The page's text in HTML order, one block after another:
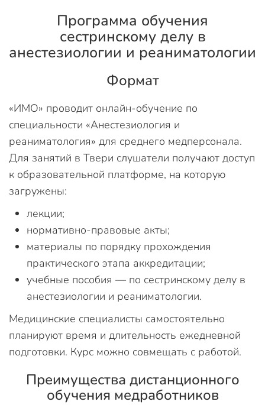
Программа обучения
сестринскому делу в
анестезиологии и реаниматологии
Формат
«ИМО» проводит онлайн-обучение по
специальности «Анестезиология и
реаниматология» для среднего медперсонала.
Для занятий в Твери слушатели получают доступ
к образовательной платформе, на которую
загружены:
лекции;
нормативно-правовые акты;
материалы по порядку прохождения
практического этапа аккредитации;
учебные пособия — по сестринскому делу в
анестезиологии и реаниматологии.
Медицинские специалисты самостоятельно
планируют время и длительность ежедневной
подготовки. Курс можно совмещать с работой.
Преимущества дистанционного
обучения медработников